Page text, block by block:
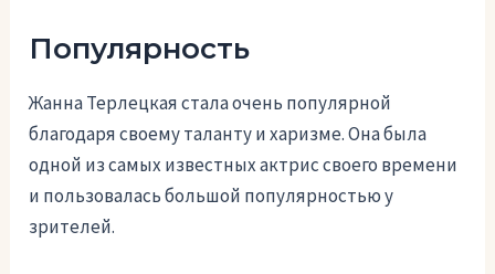
Популярность
Жанна Терлецкая стала очень популярной
благодаря своему таланту и харизме. Она была
одной из самых известных актрис своего времени
и пользовалась большой популярностью у
зрителей.